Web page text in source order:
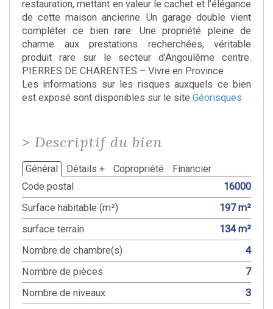
restauration, mettant en valeur le cachet et l’élégance
de cette maison ancienne. Un garage double vient
compléter ce bien rare. Une propriété pleine de
charme aux prestations recherchées, véritable
produit rare sur le secteur d’Angoulême centre.
PIERRES DE CHARENTES – Vivre en Province
Les informations sur les risques auxquels ce bien
est exposé sont disponibles sur le site Géorisques
> Descriptif du bien
Général Détails + Copropriété
Financier
Code postal
16000
Surface habitable (m²)
197 m²
surface terrain
134 m²
Nombre de chambre(s)
4
Nombre de pièces
7
Nombre de niveaux
3